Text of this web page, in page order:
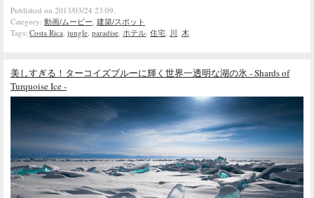
Published on 2013/03/24 23:09.
Category: 動画/ムービー, 建築/スポット
Tags: Costa Rica, jungle, paradise, ホテル, 住宅, 川, 木
美しすぎる！ターコイズブルーに輝く世界一透明な湖の氷 - Shards of
Turquoise Ice -